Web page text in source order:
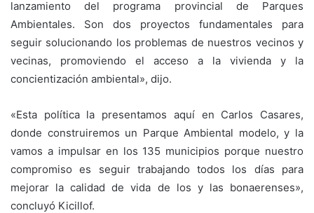
lanzamiento del programa provincial de Parques
Ambientales. Son dos proyectos fundamentales para
seguir solucionando los problemas de nuestros vecinos y
vecinas, promoviendo el acceso a la vivienda y la
concientización ambiental», dijo.
«Esta política la presentamos aquí en Carlos Casares,
donde construiremos un Parque Ambiental modelo, y la
vamos a impulsar en los 135 municipios porque nuestro
compromiso es seguir trabajando todos los días para
mejorar la calidad de vida de los y las bonaerenses»,
concluyó Kicillof.